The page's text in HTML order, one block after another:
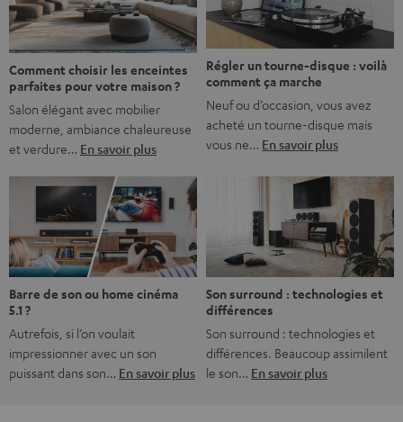
bonne nouvelle, c’est […]
Comment choisir les enceintes
parfaites pour votre maison ?
Salon élégant avec mobilier
moderne, ambiance chaleureuse
et verdure… En savoir plus
Régler un tourne-disque : voilà
comment ça marche
Neuf ou d’occasion, vous avez
acheté un tourne-disque mais
vous ne… En savoir plus
Barre de son ou home cinéma
5.1 ?
Autrefois, si l’on voulait
impressionner avec un son
puissant dans son… En savoir plus
Son surround : technologies et
différences
Son surround : technologies et
différences. Beaucoup assimilent
le son… En savoir plus